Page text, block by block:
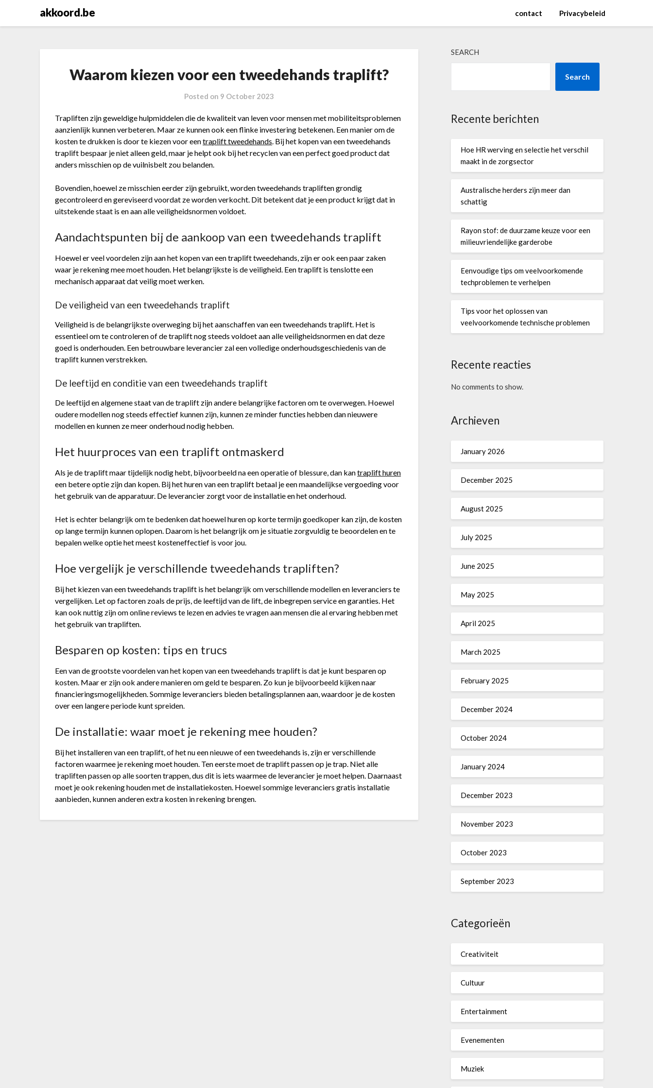
akkoord.be contact Privacybeleid
Waarom kiezen voor een tweedehands traplift?
Posted on 9 October 2023
Trapliften zijn geweldige hulpmiddelen die de kwaliteit van leven voor mensen met mobiliteitsproblemen
aanzienlijk kunnen verbeteren. Maar ze kunnen ook een flinke investering betekenen. Een manier om de
kosten te drukken is door te kiezen voor eentraplift tweedehands. Bij het kopen van een tweedehands
traplift bespaar je niet alleen geld, maar je helpt ook bij het recyclen van een perfect goed product dat
anders misschien op de vuilnisbelt zou belanden.
Bovendien, hoewel ze misschien eerder zijn gebruikt, worden tweedehands trapliften grondig
gecontroleerd en gereviseerd voordat ze worden verkocht. Dit betekent dat je een product krijgt dat in
uitstekende staat is en aan alle veiligheidsnormen voldoet.
Aandachtspunten bij de aankoop van een tweedehands traplift
Hoewel er veel voordelen zijn aan het kopen van een traplift tweedehands, zijn er ook een paar zaken
waar je rekening mee moet houden. Het belangrijkste is de veiligheid. Een traplift is tenslotte een
mechanisch apparaat dat veilig moet werken.
De veiligheid van een tweedehands traplift
Veiligheid is de belangrijkste overweging bij het aanschaffen van een tweedehands traplift. Het is
essentieel om te controleren of de traplift nog steeds voldoet aan alle veiligheidsnormen en dat deze
goed is onderhouden. Een betrouwbare leverancier zal een volledige onderhoudsgeschiedenis van de
traplift kunnen verstrekken.
De leeftijd en conditie van een tweedehands traplift
De leeftijd en algemene staat van de traplift zijn andere belangrijke factoren om te overwegen. Hoewel
oudere modellen nog steeds effectief kunnen zijn, kunnen ze minder functies hebben dan nieuwere
modellen en kunnen ze meer onderhoud nodig hebben.
Het huurproces van een traplift ontmaskerd
Als je de traplift maar tijdelijk nodig hebt, bijvoorbeeld na een operatie of blessure, dan kantraplift huren
een betere optie zijn dan kopen. Bij het huren van een traplift betaal je een maandelijkse vergoeding voor
het gebruik van de apparatuur. De leverancier zorgt voor de installatie en het onderhoud.
Het is echter belangrijk om te bedenken dat hoewel huren op korte termijn goedkoper kan zijn, de kosten
op lange termijn kunnen oplopen. Daarom is het belangrijk om je situatie zorgvuldig te beoordelen en te
bepalen welke optie het meest kosteneffectief is voor jou.
Hoe vergelijk je verschillende tweedehands trapliften?
Bij het kiezen van een tweedehands traplift is het belangrijk om verschillende modellen en leveranciers te
vergelijken. Let op factoren zoals de prijs, de leeftijd van de lift, de inbegrepen service en garanties. Het
kan ook nuttig zijn om online reviews te lezen en advies te vragen aan mensen die al ervaring hebben met
het gebruik van trapliften.
Besparen op kosten: tips en trucs
Een van de grootste voordelen van het kopen van een tweedehands traplift is dat je kunt besparen op
kosten. Maar er zijn ook andere manieren om geld te besparen. Zo kun je bijvoorbeeld kijken naar
financieringsmogelijkheden. Sommige leveranciers bieden betalingsplannen aan, waardoor je de kosten
over een langere periode kunt spreiden.
De installatie: waar moet je rekening mee houden?
Bij het installeren van een traplift, of het nu een nieuwe of een tweedehands is, zijn er verschillende
factoren waarmee je rekening moet houden. Ten eerste moet de traplift passen op je trap. Niet alle
trapliften passen op alle soorten trappen, dus dit is iets waarmee de leverancier je moet helpen. Daarnaast
moet je ook rekening houden met de installatiekosten. Hoewel sommige leveranciers gratis installatie
aanbieden, kunnen anderen extra kosten in rekening brengen.
SEARCH
Search
Recente berichten
Hoe HR werving en selectie het verschil
maakt in de zorgsector
Australische herders zijn meer dan
schattig
Rayon stof: de duurzame keuze voor een
milieuvriendelijke garderobe
Eenvoudige tips om veelvoorkomende
techproblemen te verhelpen
Tips voor het oplossen van
veelvoorkomende technische problemen
Recente reacties
No comments to show.
Archieven
January 2026
December 2025
August 2025
July 2025
June 2025
May 2025
April 2025
March 2025
February 2025
December 2024
October 2024
January 2024
December 2023
November 2023
October 2023
September 2023
Categorieën
Creativiteit
Cultuur
Entertainment
Evenementen
Muziek